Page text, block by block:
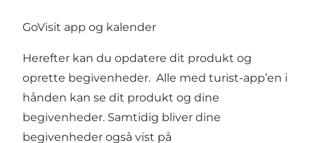
GoVisit app og kalender
Herefter kan du opdatere dit produkt og
oprette begivenheder. Alle med turist-app’en i
hånden kan se dit produkt og dine
begivenheder. Samtidig bliver dine
begivenheder også vist på